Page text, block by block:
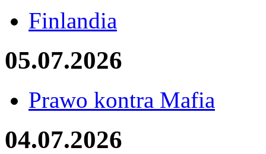
Finlandia
05.07.2026
Prawo kontra Mafia
04.07.2026